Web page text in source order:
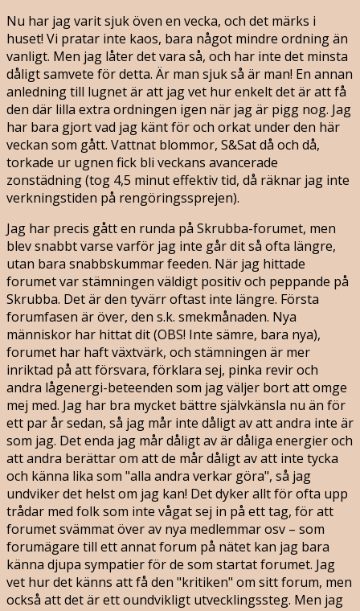
Nu har jag varit sjuk öven en vecka, och det märks i
huset! Vi pratar inte kaos, bara något mindre ordning än
vanligt. Men jag låter det vara så, och har inte det minsta
dåligt samvete för detta. Är man sjuk så är man! En annan
anledning till lugnet är att jag vet hur enkelt det är att få
den där lilla extra ordningen igen när jag är pigg nog. Jag
har bara gjort vad jag känt för och orkat under den här
veckan som gått. Vattnat blommor, S&Sat då och då,
torkade ur ugnen fick bli veckans avancerade
zonstädning (tog 4,5 minut effektiv tid, då räknar jag inte
verkningstiden på rengöringssprejen).
Jag har precis gått en runda på Skrubba-forumet, men
blev snabbt varse varför jag inte går dit så ofta längre,
utan bara snabbskummar feeden. När jag hittade
forumet var stämningen väldigt positiv och peppande på
Skrubba. Det är den tyvärr oftast inte längre. Första
forumfasen är över, den s.k. smekmånaden. Nya
människor har hittat dit (OBS! Inte sämre, bara nya),
forumet har haft växtvärk, och stämningen är mer
inriktad på att försvara, förklara sej, pinka revir och
andra lågenergi-beteenden som jag väljer bort att omge
mej med. Jag har bra mycket bättre självkänsla nu än för
ett par år sedan, så jag mår inte dåligt av att andra inte är
som jag. Det enda jag mår dåligt av är dåliga energier och
att andra berättar om att de mår dåligt av att inte tycka
och känna lika som "alla andra verkar göra", så jag
undviker det helst om jag kan! Det dyker allt för ofta upp
trådar med folk som inte vågat sej in på ett tag, för att
forumet svämmat över av nya medlemmar osv – som
forumägare till ett annat forum på nätet kan jag bara
känna djupa sympatier för de som startat forumet. Jag
vet hur det känns att få den "kritiken" om sitt forum, men
också att det är ett oundvikligt utvecklingssteg. Men jag